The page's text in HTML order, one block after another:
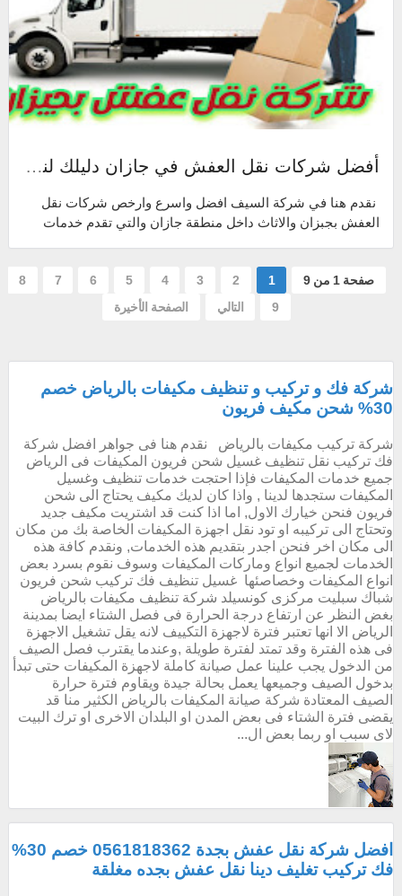
أفضل شركات نقل العفش في جازان دليلك لنقل الاثاث في جيزان alsaif.co.uk
نقدم هنا في شركة السيف افضل واسرع وارخص شركات نقل
العفش بجبزان والاثاث داخل منطقة جازان والتي تقدم خدمات
صفحة 1 من 9 1
2
3
4
5
6
7
8
9
التالي الصفحة الأخيرة
شركة فك و تركيب و تنظيف مكيفات بالرياض خصم
30% شحن مكيف فريون
شركة تركيب مكيفات بالرياض نقدم هنا فى جواهر افضل شركة
فك تركيب نقل تنظيف غسيل شحن فريون المكيفات فى الرياض
جميع خدمات المكيفات فإذا احتجت خدمات تنظيف وغسيل
المكيفات ستجدها لدينا , واذا كان لديك مكيف يحتاج الى شحن
فريون فنحن خيارك الاول, اما اذا كنت قد اشتريت مكيف جديد
وتحتاج الى تركيبه او تود نقل اجهزة المكيفات الخاصة بك من مكان
الى مكان اخر فنحن اجدر بتقديم هذه الخدمات, ونقدم كافة هذه
الخدمات لجميع انواع وماركات المكيفات وسوف نقوم بسرد بعض
انواع المكيفات وخصاصئها غسيل تنظيف فك تركيب شحن فريون
شباك سبليت مركزى كونسيلد شركة تنظيف مكيفات بالرياض
بغض النظر عن ارتفاع درجة الحرارة فى فصل الشتاء ايضا بمدينة
الرياض الا انها تعتبر فترة لاجهزة التكييف لانه يقل تشغيل الاجهزة
فى هذه الفترة وقد تمتد لفترة طويلة ,وعندما يقترب فصل الصيف
من الدخول يجب علينا عمل صيانة كاملة لاجهزة المكيفات حتى تبدأ
بدخول الصيف وجميعها يعمل بحالة جيدة ويقاوم فترة حرارة
الصيف المعتادة شركة صيانة المكيفات بالرياض الكثير منا قد
يقضى فترة الشتاء فى بعض المدن او البلدان الاخرى او ترك البيت
لاى سبب او ربما بعض ال...
افضل شركة نقل عفش بجدة 0561818362 خصم 30%
فك تركيب تغليف دينا نقل عفش بجده مغلقة